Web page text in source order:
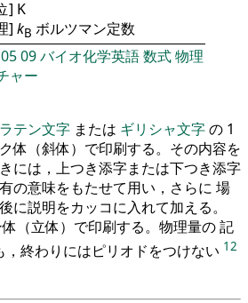
] K
] kB ボルツマン定数
0509バイオ化学英語数式物理
ャー
ラテン文字 または ギリシャ文字の 1
体（斜体）で印刷する。その内容を
には，上つき添字または下つき添字
の意味をもたせて用い，さらに 場
に説明をカッコに入れて加える。
（立体）で印刷する。物理量の 記
，終わりにはピリオドをつけない 12